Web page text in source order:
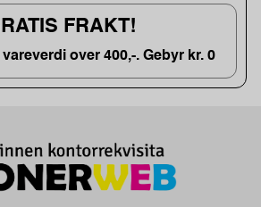
FRAKT!
over 400,-. Gebyr kr. 0